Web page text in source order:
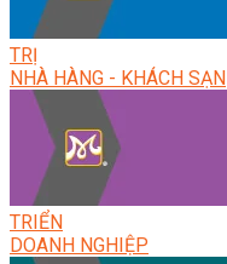
TRỊ
NHÀ HÀNG - KHÁCH SẠN
TRIỂN
DOANH NGHIỆP